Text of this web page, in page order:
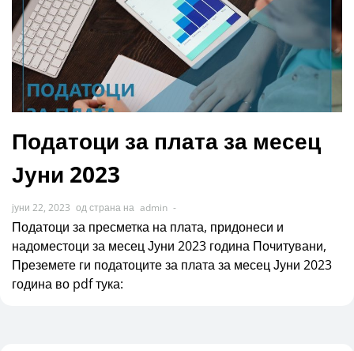
Податоци за плата за месец
Јуни 2023
јуни 22, 2023 од страна на admin -
Податоци за пресметка на плата, придонеси и
надоместоци за месец Јуни 2023 година Почитувани,
Преземете ги податоците за плата за месец Јуни 2023
година во pdf тука: